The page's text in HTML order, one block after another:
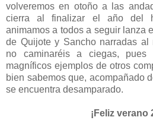
volveremos en otoño a las
cierra al finalizar el año del
animamos a todos a seguir lanza
de Quijote y Sancho narradas al
no caminaréis a ciegas,
magníficos ejemplos de otros
bien sabemos que, acompañado
se encuentra desamparado.
¡Feliz verano